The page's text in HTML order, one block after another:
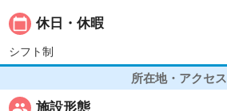
calendar_today 休日・休暇
シフト制
所在地・アクセス
people 施設形態